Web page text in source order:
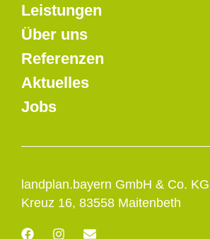
landplan.bayern GmbH & Co. KG
Kreuz 16, 83558 Maitenbeth
F
I
E
Leistungen
Über uns
Referenzen
Aktuelles
Jobs